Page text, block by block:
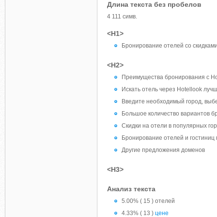
Длина текста без пробелов
4 111 симв.
<H1>
Бронирование отелей со
<H2>
Преимущества бронирования с
Искать отель через Hotellook
Введите необходимый город,
Большое количество вариантов
Скидки на отели в популярных
Бронирование отелей и
Другие предложения доменов
<H3>
Анализ текста
5.00% ( 15 ) отелей
4.33% ( 13 ) цене